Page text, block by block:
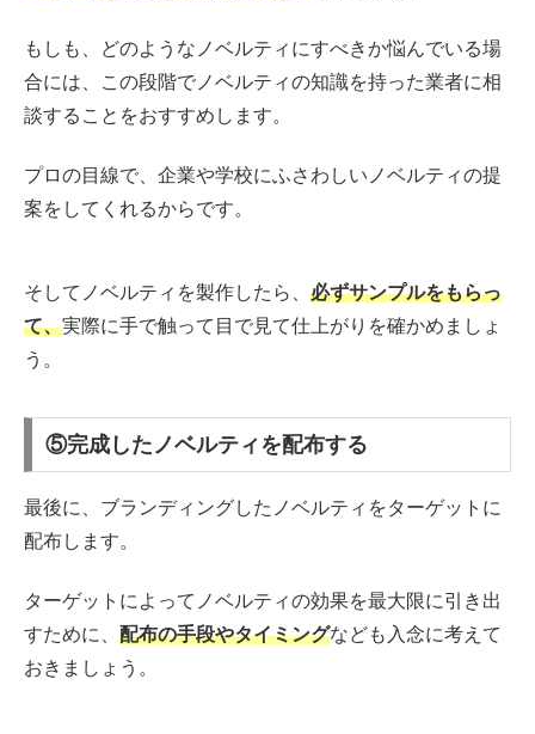
もしも、どのようなノベルティにすべきか悩んでいる場
合には、この段階でノベルティの知識を持った業者に相
談することをおすすめします。
プロの目線で、企業や学校にふさわしいノベルティの提
案をしてくれるからです。
そしてノベルティを製作したら、 必ずサンプルをもらっ
て、実際に手で触って目で見て仕上がりを確かめましょ
う。
⑤完成したノベルティを配布する
最後に、ブランディングしたノベルティをターゲットに
配布します。
ターゲットによってノベルティの効果を最大限に引き出
すために、 配布の手段やタイミングなども入念に考えて
おきましょう。